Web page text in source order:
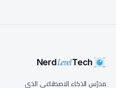
NerdLevelTech
مدرّس الذكاء الاصطناعي الذي